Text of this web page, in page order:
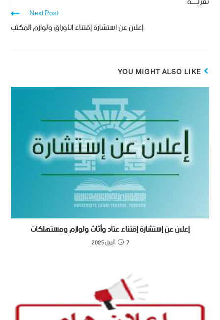
Next Post
إعلان عن استشارة إقتناء الأوراق ولوازم المكتب
YOU MIGHT ALSO LIKE
إعلان عن إستشارة إقتناء عتاد وأثاث ولوازم ومستهلكات
7 أبريل 2025